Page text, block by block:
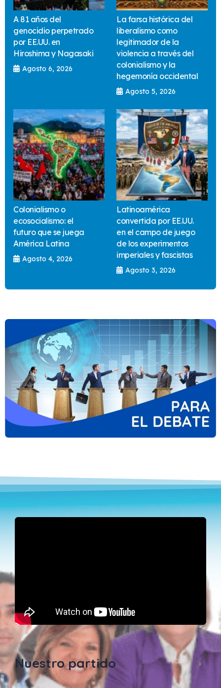
A 81 años del
genocidio perpetrado
por EE.UU. en
Hiroshima y Nagasaki
Agosto 6, 2026
La farsa histórica del
liberalismo como
legitimador de la
violencia a través del
colonialismo y la
hegemonía occidental
Agosto 5, 2026
Colonialismo o
ecosocialismo: el
futuro que se juega
América Latina
Agosto 4, 2026
Latinoamérica
convertida por EE.UU.
en el campo de juego
de los experimentos
imperiales y fascistas
Agosto 3, 2026
Nuestro partido